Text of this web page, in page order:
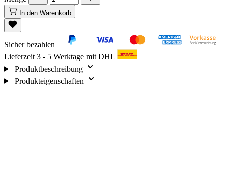
In den Warenkorb
Sicher bezahlen
Lieferzeit 3 - 5 Werktage mit DHL
Produktbeschreibung
Produkteigenschaften